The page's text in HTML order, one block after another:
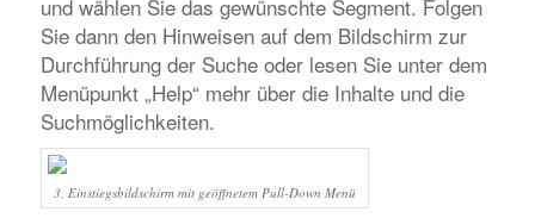
und wählen Sie das gewünschte Segment. Folgen
Sie dann den Hinweisen auf dem Bildschirm zur
Durchführung der Suche oder lesen Sie unter dem
Menüpunkt „Help“ mehr über die Inhalte und die
Suchmöglichkeiten.
3. Einstiegsbildschirm mit geöffnetem Pull-Down Menü